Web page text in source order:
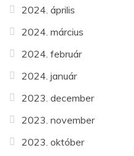
2024. április
2024. március
2024. február
2024. január
2023. december
2023. november
2023. október